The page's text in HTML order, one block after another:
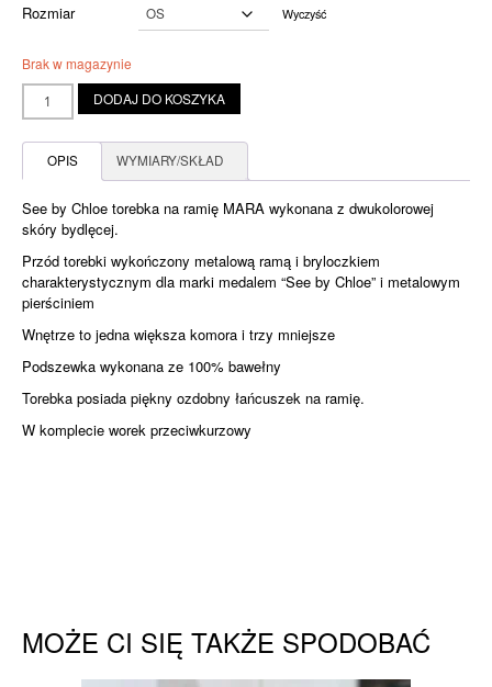
Rozmiar Wyczyść
Brak w magazynie
ilość
SEE
CHLOE
torebka
DODAJ DO KOSZYKA
OPIS WYMIARY/SKŁAD
See by Chloe torebka na ramię MARA wykonana z dwukolorowej
skóry bydlęcej.
Przód torebki wykończony metalową ramą i bryloczkiem
charakterystycznym dla marki medalem “See by Chloe” i metalowym
pierściniem
Wnętrze to jedna większa komora i trzy mniejsze
Podszewka wykonana ze 100% bawełny
Torebka posiada piękny ozdobny łańcuszek na ramię.
W komplecie worek przeciwkurzowy
MOŻE CI SIĘ TAKŻE SPODOBAĆ